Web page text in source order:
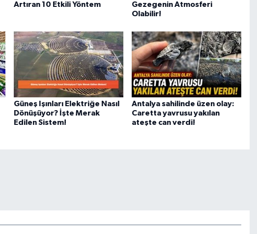
Artıran 10 Etkili Yöntem
Gezegenin Atmosferi
Olabilir!
Güneş Işınları Elektriğe Nasıl
Dönüşüyor? İşte Merak
Edilen Sistem!
Antalya sahilinde üzen olay:
Caretta yavrusu yakılan
ateşte can verdi!